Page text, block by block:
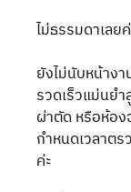
ไม่ธรรมดาเลย
ยังไม่นับหน้าง
รวดเร็วแม่นย
ผ่าตัด หรือห้อง
กำหนดเวลาต
ค่ะ